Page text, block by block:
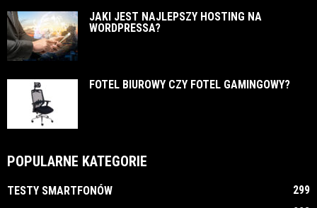
JAKI JEST NAJLEPSZY HOSTING NA
WORDPRESSA?
FOTEL BIUROWY CZY FOTEL GAMINGOWY?
POPULARNE KATEGORIE
TESTY SMARTFONÓW
299